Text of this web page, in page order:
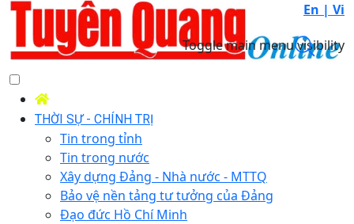
En | Vi
Toggle main menu visibility
THỜI SỰ - CHÍNH TRỊ
Tin trong tỉnh
Tin trong nước
Xây dựng Đảng - Nhà nước - MTTQ
Bảo vệ nền tảng tư tưởng của Đảng
Đạo đức Hồ Chí Minh